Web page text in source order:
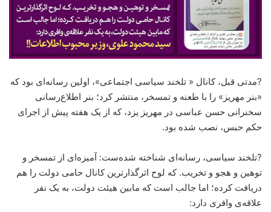
?مدتی قبل، کانال « تلخند سیاسی اجتماعی»، اولین رسانه‌ای بود که
«بنر مهریز» را با طعنه و تمسخر، منتشر کرد؛ بنر اطلاع‌رسانی
سخنرانی حسن عباسی در مهریز یزد، که از یک هفته پیش از اجرای
حکم حبس، نصب شده بود.
?تلخند سیاسی، رسانه‌ای شناخته شده‌ست: آمیزه‌ای از تمسخر و
توهین و هجو و تخریب. که لوح اثرگذارترین کانال حامی دولت را هم
دریافت کرده؛ اما جالب است که مابین هیئت دولت، به یک نفر
علاقه‌ی وافری دارد: